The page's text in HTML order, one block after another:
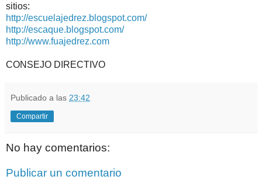
sitios:
http://escuelajedrez.blogspot.com/
http://escaque.blogspot.com/
http://www.fuajedrez.com
CONSEJO DIRECTIVO
Publicado a las 23:42
Compartir
No hay comentarios:
Publicar un comentario